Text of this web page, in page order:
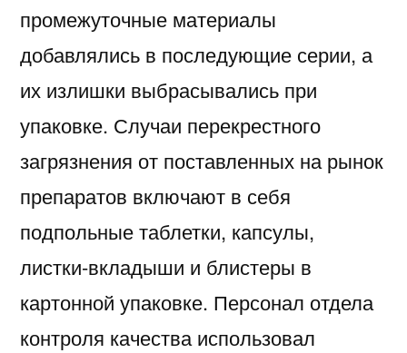
промежуточные материалы
добавлялись в последующие серии, а
их излишки выбрасывались при
упаковке. Случаи перекрестного
загрязнения от поставленных на рынок
препаратов включают в себя
подпольные таблетки, капсулы,
листки-вкладыши и блистеры в
картонной упаковке. Персонал отдела
контроля качества использовал